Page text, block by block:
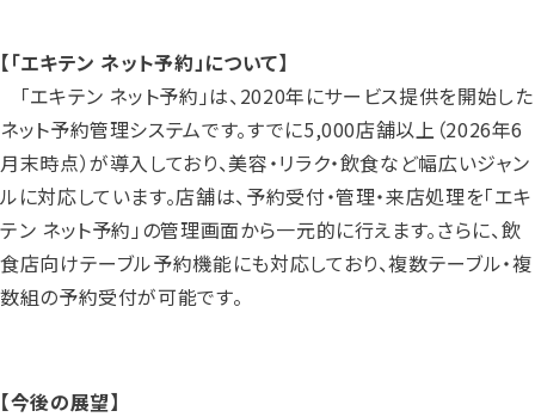
【「エキテン ネット予約」について】
「エキテン ネット予約」は、2020年にサービス提供を開始した
ネット予約管理システムです。すでに5,000店舗以上（2026年6
月末時点）が導入しており、美容・リラク・飲食など幅広いジャン
ルに対応しています。店舗は、予約受付・管理・来店処理を「エキ
テン ネット予約」の管理画面から一元的に行えます。さらに、飲
食店向けテーブル予約機能にも対応しており、複数テーブル・複
数組の予約受付が可能です。
【今後の展望】